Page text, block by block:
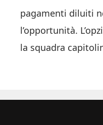
pagamenti diluiti
l’opportunità.
la squadra